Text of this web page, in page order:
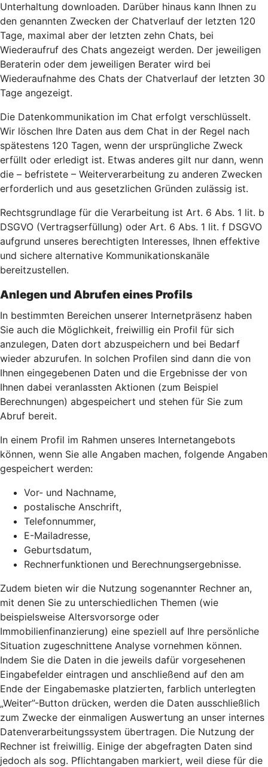
Unterhaltung downloaden. Darüber hinaus kann Ihnen zu
den genannten Zwecken der Chatverlauf der letzten 120
Tage, maximal aber der letzten zehn Chats, bei
Wiederaufruf des Chats angezeigt werden. Der jeweiligen
Beraterin oder dem jeweiligen Berater wird bei
Wiederaufnahme des Chats der Chatverlauf der letzten 30
Tage angezeigt.
Die Datenkommunikation im Chat erfolgt verschlüsselt.
Wir löschen Ihre Daten aus dem Chat in der Regel nach
spätestens 120 Tagen, wenn der ursprüngliche Zweck
erfüllt oder erledigt ist. Etwas anderes gilt nur dann, wenn
die – befristete – Weiterverarbeitung zu anderen Zwecken
erforderlich und aus gesetzlichen Gründen zulässig ist.
Rechtsgrundlage für die Verarbeitung ist Art. 6 Abs. 1 lit. b
DSGVO (Vertragserfüllung) oder Art. 6 Abs. 1 lit. f DSGVO
aufgrund unseres berechtigten Interesses, Ihnen effektive
und sichere alternative Kommunikationskanäle
bereitzustellen.
Anlegen und Abrufen eines Profils
In bestimmten Bereichen unserer Internetpräsenz haben
Sie auch die Möglichkeit, freiwillig ein Profil für sich
anzulegen, Daten dort abzuspeichern und bei Bedarf
wieder abzurufen. In solchen Profilen sind dann die von
Ihnen eingegebenen Daten und die Ergebnisse der von
Ihnen dabei veranlassten Aktionen (zum Beispiel
Berechnungen) abgespeichert und stehen für Sie zum
Abruf bereit.
In einem Profil im Rahmen unseres Internetangebots
können, wenn Sie alle Angaben machen, folgende Angaben
gespeichert werden:
Vor- und Nachname,
postalische Anschrift,
Telefonnummer,
E-Mailadresse,
Geburtsdatum,
Rechnerfunktionen und Berechnungsergebnisse.
Zudem bieten wir die Nutzung sogenannter Rechner an,
mit denen Sie zu unterschiedlichen Themen (wie
beispielsweise Altersvorsorge oder
Immobilienfinanzierung) eine speziell auf Ihre persönliche
Situation zugeschnittene Analyse vornehmen können.
Indem Sie die Daten in die jeweils dafür vorgesehenen
Eingabefelder eintragen und anschließend auf den am
Ende der Eingabemaske platzierten, farblich unterlegten
„Weiter”-Button drücken, werden die Daten ausschließlich
zum Zwecke der einmaligen Auswertung an unser internes
Datenverarbeitungssystem übertragen. Die Nutzung der
Rechner ist freiwillig. Einige der abgefragten Daten sind
jedoch als sog. Pflichtangaben markiert, weil diese für die